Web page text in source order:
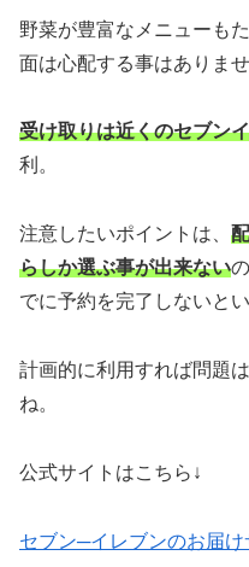
野菜が豊富なメニューも
面は心配する事はありませ
受け取りは近くのセブン
利。
注意したいポイントは、
らしか選ぶ事が出来ない
でに予約を完了しないと
計画的に利用すれば問題
ね。
公式サイトはこちら↓
セブン─イレブンのお届